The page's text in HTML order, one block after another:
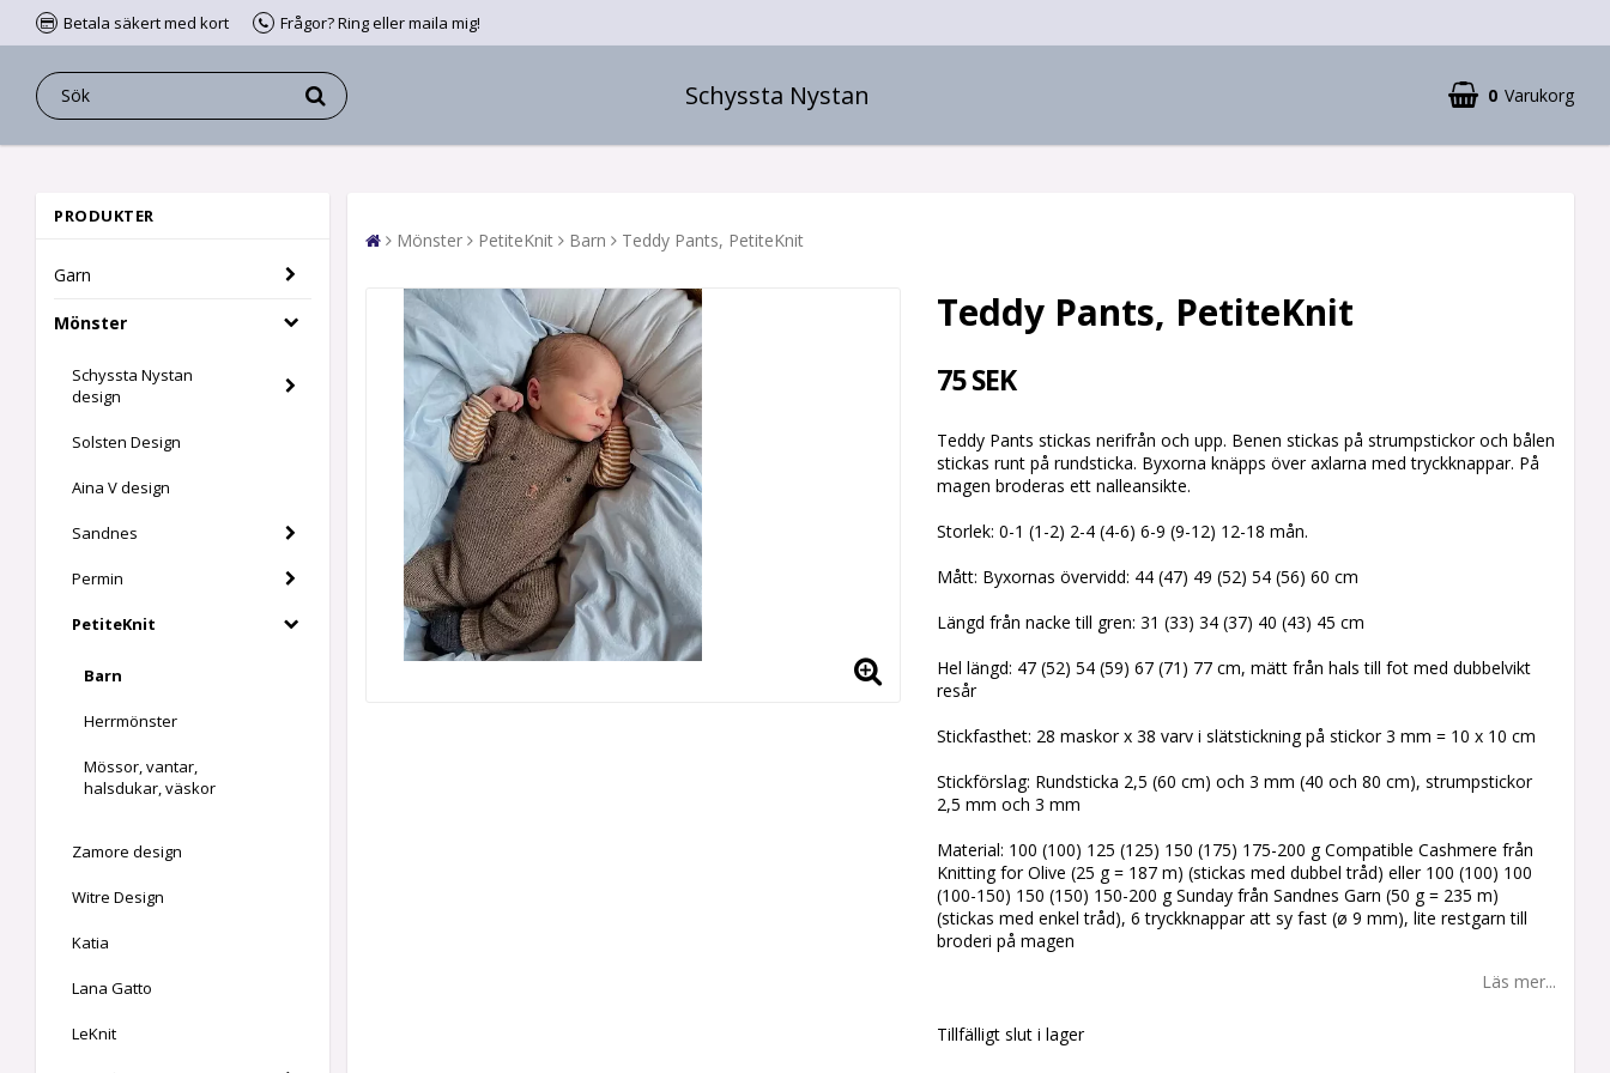
Betala säkert med kort Frågor? Ring eller maila mig!
Schyssta Nystan 0 Varukorg
PRODUKTER
Garn
Mönster
Schyssta Nystan
design
Solsten Design
Aina V design
Sandnes
Permin
PetiteKnit
Barn
Herrmönster
Mössor, vantar,
halsdukar, väskor
Zamore design
Witre Design
Katia
Lana Gatto
LeKnit
Mönster PetiteKnit Barn Teddy Pants, PetiteKnit
Teddy Pants, PetiteKnit
75 SEK
Teddy Pants stickas nerifrån och upp. Benen stickas på strumpstickor och bålen
stickas runt på rundsticka. Byxorna knäpps över axlarna med tryckknappar. På
magen broderas ett nalleansikte.
Storlek: 0-1 (1-2) 2-4 (4-6) 6-9 (9-12) 12-18 mån.
Mått: Byxornas övervidd: 44 (47) 49 (52) 54 (56) 60 cm
Längd från nacke till gren: 31 (33) 34 (37) 40 (43) 45 cm
Hel längd: 47 (52) 54 (59) 67 (71) 77 cm, mätt från hals till fot med dubbelvikt
resår
Stickfasthet: 28 maskor x 38 varv i slätstickning på stickor 3 mm = 10 x 10 cm
Stickförslag: Rundsticka 2,5 (60 cm) och 3 mm (40 och 80 cm), strumpstickor
2,5 mm och 3 mm
Material: 100 (100) 125 (125) 150 (175) 175-200 g Compatible Cashmere från
Knitting for Olive (25 g = 187 m) (stickas med dubbel tråd) eller 100 (100) 100
(100-150) 150 (150) 150-200 g Sunday från Sandnes Garn (50 g = 235 m)
(stickas med enkel tråd), 6 tryckknappar att sy fast (ø 9 mm), lite restgarn till
broderi på magen
Läs mer...
Tillfälligt slut i lager